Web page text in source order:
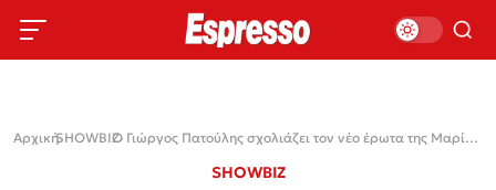
Αρχική›
SHOWBIZ› Ο Γιώργος Πατούλης σχολιάζει τον νέο έρωτα της Μαρίνας Σταυράκη
SHOWBIZ